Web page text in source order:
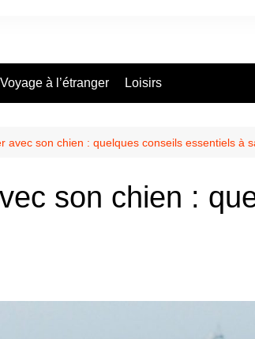
Voyage à l’étranger Loisirs
avec son chien : quelques conseils essentiels à
son chien :